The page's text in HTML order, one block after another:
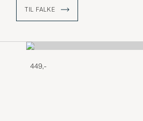
TIL FALKE
449,-